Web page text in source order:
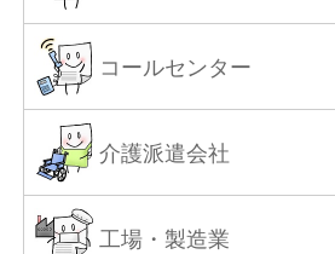
コールセンター
介護派遣会社
工場・製造業